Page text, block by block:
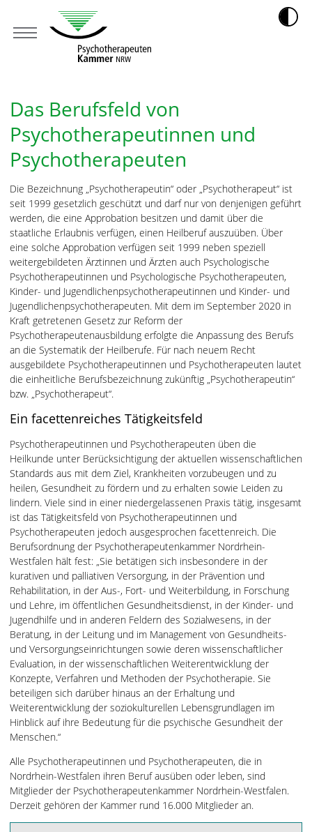
Das Berufsfeld von
Psychotherapeutinnen und
Psychotherapeuten
Die Bezeichnung „Psychotherapeutin“ oder „Psychotherapeut“ ist
seit 1999 gesetzlich geschützt und darf nur von denjenigen geführt
werden, die eine Approbation besitzen und damit über die
staatliche Erlaubnis verfügen, einen Heilberuf auszuüben. Über
eine solche Approbation verfügen seit 1999 neben speziell
weitergebildeten Ärztinnen und Ärzten auch Psychologische
Psychotherapeutinnen und Psychologische Psychotherapeuten,
Kinder- und Jugendlichenpsychotherapeutinnen und Kinder- und
Jugendlichenpsychotherapeuten. Mit dem im September 2020 in
Kraft getretenen Gesetz zur Reform der
Psychotherapeutenausbildung erfolgte die Anpassung des Berufs
an die Systematik der Heilberufe. Für nach neuem Recht
ausgebildete Psychotherapeutinnen und Psychotherapeuten lautet
die einheitliche Berufsbezeichnung zukünftig „Psychotherapeutin“
bzw. „Psychotherapeut“.
Ein facettenreiches Tätigkeitsfeld
Psychotherapeutinnen und Psychotherapeuten üben die
Heilkunde unter Berücksichtigung der aktuellen wissenschaftlichen
Standards aus mit dem Ziel, Krankheiten vorzubeugen und zu
heilen, Gesundheit zu fördern und zu erhalten sowie Leiden zu
lindern. Viele sind in einer niedergelassenen Praxis tätig, insgesamt
ist das Tätigkeitsfeld von Psychotherapeutinnen und
Psychotherapeuten jedoch ausgesprochen facettenreich. Die
Berufsordnung der Psychotherapeutenkammer Nordrhein-
Westfalen hält fest: „Sie betätigen sich insbesondere in der
kurativen und palliativen Versorgung, in der Prävention und
Rehabilitation, in der Aus-, Fort- und Weiterbildung, in Forschung
und Lehre, im öffentlichen Gesundheitsdienst, in der Kinder- und
Jugendhilfe und in anderen Feldern des Sozialwesens, in der
Beratung, in der Leitung und im Management von Gesundheits-
und Versorgungseinrichtungen sowie deren wissenschaftlicher
Evaluation, in der wissenschaftlichen Weiterentwicklung der
Konzepte, Verfahren und Methoden der Psychotherapie. Sie
beteiligen sich darüber hinaus an der Erhaltung und
Weiterentwicklung der soziokulturellen Lebensgrundlagen im
Hinblick auf ihre Bedeutung für die psychische Gesundheit der
Menschen.“
Alle Psychotherapeutinnen und Psychotherapeuten, die in
Nordrhein-Westfalen ihren Beruf ausüben oder leben, sind
Mitglieder der Psychotherapeutenkammer Nordrhein-Westfalen.
Derzeit gehören der Kammer rund 16.000 Mitglieder an.